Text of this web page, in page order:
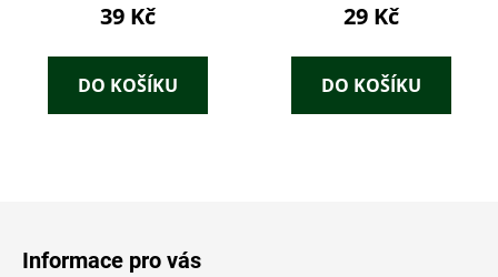
39 Kč
DO KOŠÍKU
29 Kč
DO KOŠÍKU
Informace pro vás